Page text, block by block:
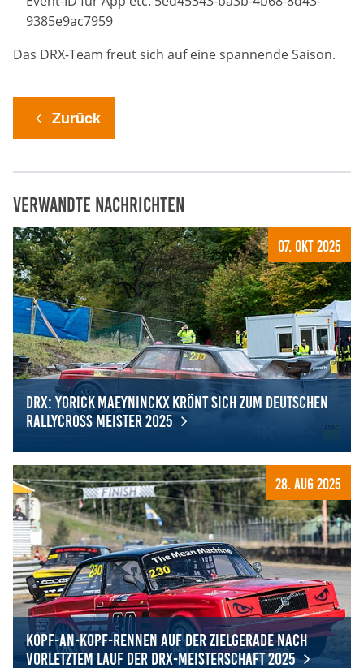
9385e9ac7959
Das DRX-Team freut sich auf eine spannende Saison.
Zurück
Verwandte Nachrichten
07. Okt 2025
DRX: Yorick Maeyninckx krönt sich zum Deutschen
Rallycross Meister 2025
DRX: Yorick Maeyninckx krönt sich zum Deutschen
28. Aug 2025
Kopf-an-Kopf-Rennen auf der Zielgerade nach
vorletztem Lauf der DRX-Meisterschaft 2025
Anbieter:
Google LLC
Website-Nutzung.
Medien & externe Dienste
Um Inhalte von Videoplattformen und weiteren externen
Diensten anzeigen zu können, werden von diesen ggf.
Cookies gesetzt. Die Einbindung kann bei Bedarf einzeln
aktiviert werden.
YouTube
Anbieter:
Google LLC
Zweck:
Google Maps
Anbieter:
Google LLC
Zweck:
Cookies, die ggf. zur Einbettung und Bereitstellung
von interaktiven Karten auf unserer Website gesetzt
werden.